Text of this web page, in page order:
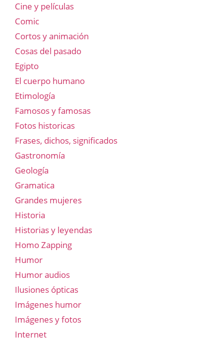
Cine y películas
Comic
Cortos y animación
Cosas del pasado
Egipto
El cuerpo humano
Etimología
Famosos y famosas
Fotos historicas
Frases, dichos, significados
Gastronomía
Geología
Gramatica
Grandes mujeres
Historia
Historias y leyendas
Homo Zapping
Humor
Humor audios
Ilusiones ópticas
Imágenes humor
Imágenes y fotos
Internet